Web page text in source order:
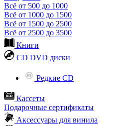
Всё от 500 до 1000
Всё от 1000 до 1500
Всё от 1500 до 2500
Всё от 2500 до 3500
Книги
CD DVD диски
Редкие CD
Кассеты
Подарочные сертификаты
Аксессуары для винила